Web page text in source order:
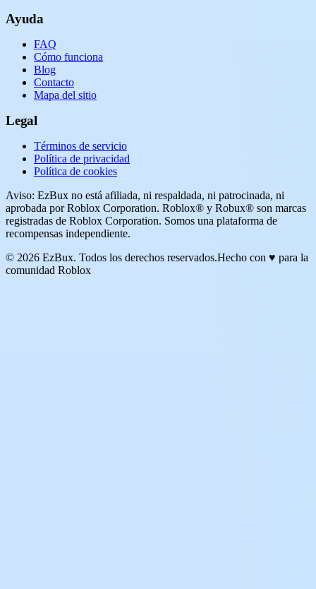
Ayuda
FAQ
Cómo funciona
Blog
Contacto
Mapa del sitio
Legal
Términos de servicio
Política de privacidad
Política de cookies
Aviso: EzBux no está afiliada, ni respaldada, ni patrocinada, ni
aprobada por Roblox Corporation. Roblox® y Robux® son marcas
registradas de Roblox Corporation. Somos una plataforma de
recompensas independiente.
© 2026 EzBux. Todos los derechos reservados.Hecho con ♥ para la
comunidad Roblox